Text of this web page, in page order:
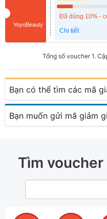
YoyoBeauty
Đã dùng 10% -
Chi tiết
Tổng số voucher 1.
Bạn có thể tìm các mã
Bạn muốn gửi mã giảm
Tìm